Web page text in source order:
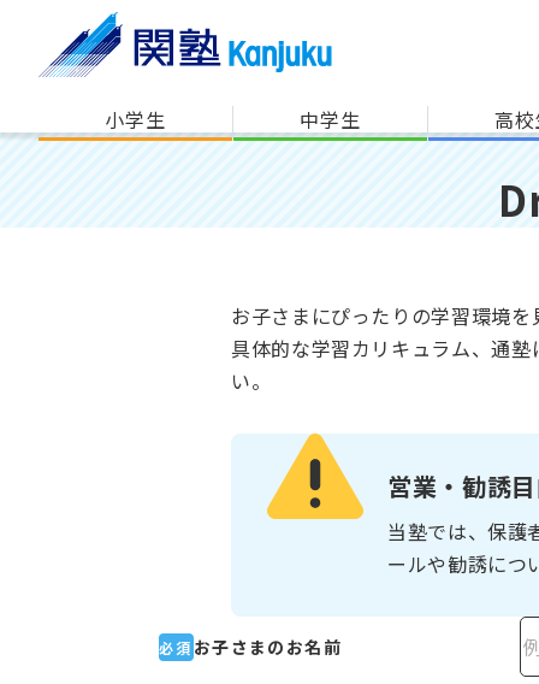
小学生 中学生 高
お子さまにぴったりの学習環境
具体的な学習カリキュラム、通
い。
営業・勧誘
当塾では、保護
ールや勧誘につ
必須 お子さまのお名前